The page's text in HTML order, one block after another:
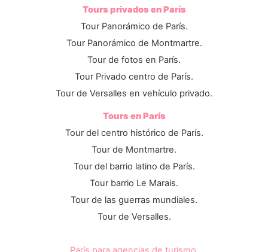
Tours privados en París
Tour Panorámico de París.
Tour Panorámico de Montmartre.
Tour de fotos en París.
Tour Privado centro de París.
Tour de Versalles en vehículo privado.
Tours en París
Tour del centro histórico de París.
Tour de Montmartre.
Tour del barrio latino de París.
Tour barrio Le Marais.
Tour de las guerras mundiales.
Tour de Versalles.